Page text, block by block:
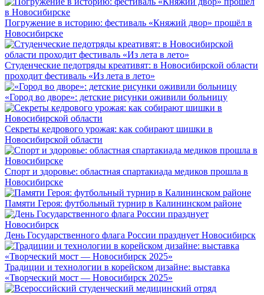
Погружение в историю: фестиваль «Княжий двор» прошёл в
Новосибирске
Студенческие педотряды креативят: в Новосибирской области
проходит фестиваль «Из лета в лето»
«Город во дворе»: детские рисунки оживили больницу
Секреты кедрового урожая: как собирают шишки в
Новосибирской области
Спорт и здоровье: областная спартакиада медиков прошла в
Новосибирске
Памяти Героя: футбольный турнир в Калининском районе
День Государственного флага России празднует Новосибирск
Традиции и технологии в корейском дизайне: выставка
«Творческий мост — Новосибирск 2025»